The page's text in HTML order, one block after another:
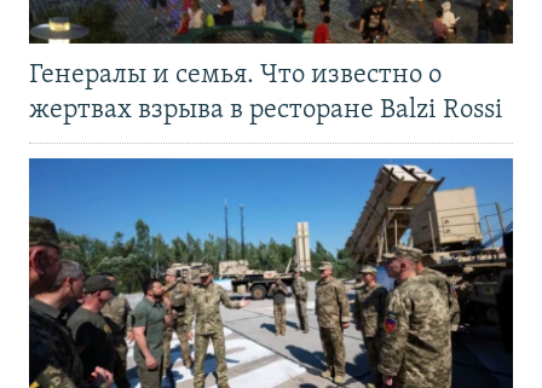
Генералы и семья. Что известно о
жертвах взрыва в ресторане Balzi Rossi